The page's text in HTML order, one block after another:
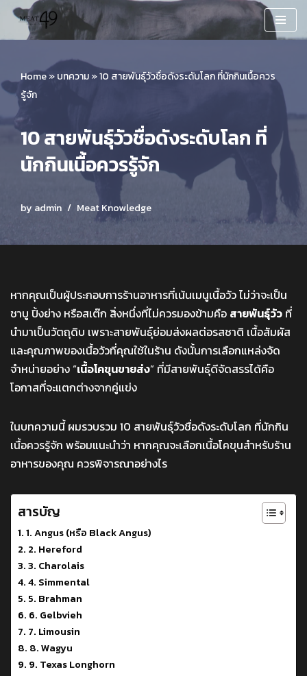
Skip
content
Home»บทความ»10 สายพันธุ์วัวชื่อดังระดับโลก ที่นักกินเนื้อควร
รู้จัก
10 สายพันธุ์วัวชื่อดังระดับโลก ที่
นักกินเนื้อควรรู้จัก
by admin Meat Knowledge
หากคุณเป็นผู้ประกอบการร้านอาหารที่เน้นเมนูเนื้อวัว ไม่ว่าจะเป็น
ชาบู ปิ้งย่าง หรือสเต๊ก สิ่งหนึ่งที่ไม่ควรมองข้ามคือ สายพันธุ์วัว ที่
นำมาเป็นวัตถุดิบ เพราะสายพันธุ์ย่อมส่งผลต่อรสชาติ เนื้อสัมผัส
และคุณภาพของเนื้อวัวที่คุณใช้ในร้าน ดังนั้นการเลือกแหล่งจัด
จำหน่ายอย่าง “เนื้อโคขุนขายส่ง” ที่มีสายพันธุ์ดีจัดสรรได้คือ
โอกาสที่จะแตกต่างจากคู่แข่ง
ในบทความนี้ ผมรวบรวม 10 สายพันธุ์วัวชื่อดังระดับโลก ที่นักกิน
เนื้อควรรู้จัก พร้อมแนะนำว่า หากคุณจะเลือกเนื้อโคขุนสำหรับร้าน
อาหารของคุณ ควรพิจารณาอย่างไร
สารบัญ
1. Angus (หรือ Black Angus)
2. Hereford
3. Charolais
4. Simmental
5. Brahman
6. Gelbvieh
7. Limousin
8. Wagyu
9. Texas Longhorn